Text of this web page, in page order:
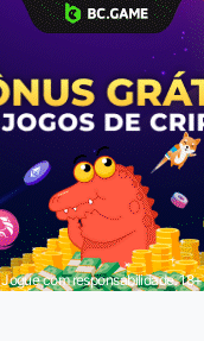
Jogue com responsabilidade. 18+